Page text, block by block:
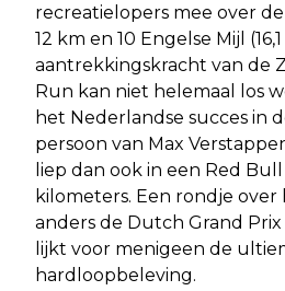
recreatielopers mee over
12 km en 10 Engelse Mijl
aantrekkingskracht van de
Run kan niet helemaal los
het Nederlandse succes in
persoon van Max
liep dan ook in een Red
kilometers. Een rondje
anders de Dutch Grand
lijkt voor menigeen de
hardloopbeleving.